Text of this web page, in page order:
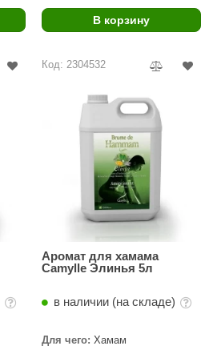
В корзину
Код: 2304532
Аромат для хамама
Camylle Элинья 5л
в наличии (на складе)
Для чего: Хамам